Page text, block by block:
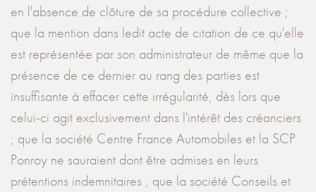
en l'absence de clôture de sa procédure collective ;
que la mention dans ledit acte de citation de ce qu'elle
est représentée par son administrateur de même que la
présence de ce dernier au rang des parties est
insuffisante à effacer cette irrégularité, dès lors que
celui-ci agit exclusivement dans l'intérêt des créanciers
; que la société Centre France Automobiles et la SCP
Ponroy ne sauraient dont être admises en leurs
prétentions indemnitaires ; que la société Conseils et